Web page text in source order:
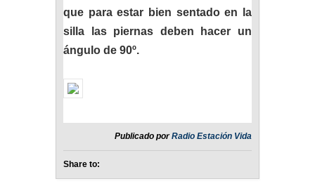
que para estar bien sentado en la
silla las piernas deben hacer un
ángulo de 90º.
Publicado porRadio Estación Vida
Share to: